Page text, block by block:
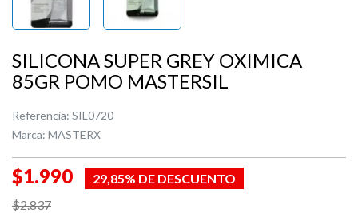
SILICONA SUPER GREY OXIMICA
85GR POMO MASTERSIL
Referencia: SIL0720
Marca: MASTERX
$1.990
29,85% DE DESCUENTO
$2.837